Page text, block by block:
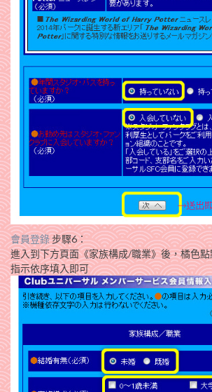
會員登錄步驟6：
進入到下方頁面《家族構成/職業》後，橘色
指示依序填入即可